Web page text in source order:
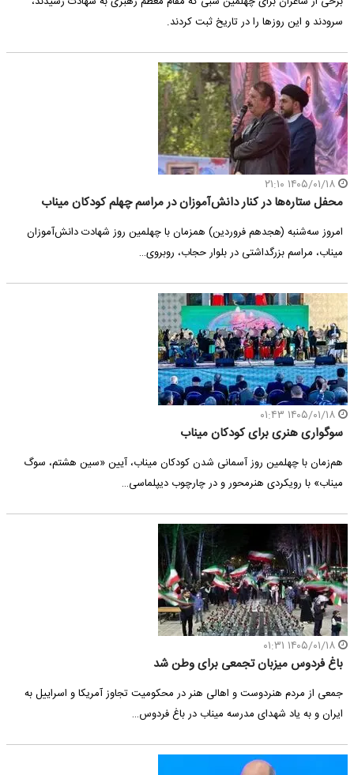
سرودند و این روزها را در تاریخ ثبت کردند.
​محفل ستاره‌ها در کنار دانش‌آموزان در مراسم چهلم کودکان میناب
امروز سه‌شنبه (هجدهم فروردین) همزمان با چهلمین روز شهادت دانش‌آموزان
میناب، مراسم بزرگداشتی در بلوار حجاب، روبروی…
سوگواری هنری برای کودکان میناب
هم‌زمان با چهلمین روز آسمانی‌ شدن کودکان میناب، آیین «سین هشتم، سوگ
میناب» با رویکردی هنرمحور و در چارچوب دیپلماسی…
باغ فردوس میزبان تجمعی برای وطن شد
جمعی از مردم هنردوست و اهالی هنر در محکومیت تجاوز آمریکا و اسراییل به
ایران و به یاد شهدای مدرسه میناب در باغ فردوس…